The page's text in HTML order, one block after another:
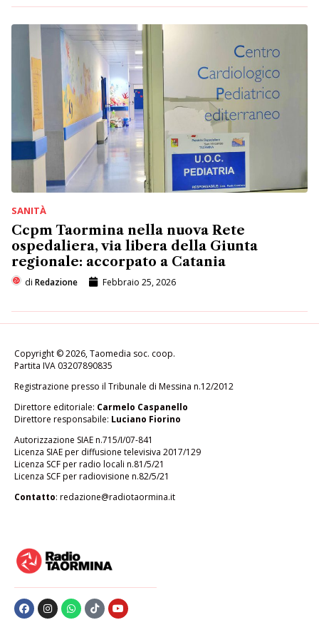
SANITÀ
Ccpm Taormina nella nuova Rete
ospedaliera, via libera della Giunta
regionale: accorpato a Catania
di Redazione Febbraio 25, 2026
Copyright © 2026, Taomedia soc. coop.
Partita IVA 03207890835
Registrazione presso il Tribunale di Messina n.12/2012
Direttore editoriale: Carmelo Caspanello
Direttore responsabile: Luciano Fiorino
Autorizzazione SIAE n.715/I/07-841
Licenza SIAE per diffusione televisiva 2017/129
Licenza SCF per radio locali n.81/5/21
Licenza SCF per radiovisione n.82/5/21
Contatto: redazione@radiotaormina.it